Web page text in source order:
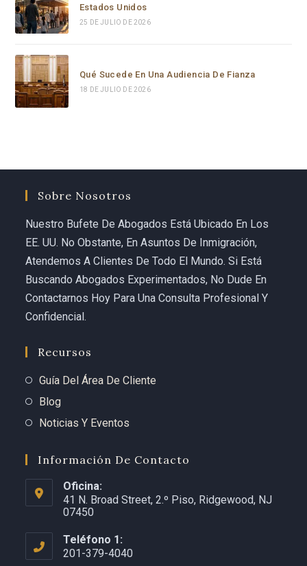
Estados Unidos
25 DE JULIO DE 2026
Qué Sucede En Una Audiencia De Fianza
18 DE JULIO DE 2026
Sobre Nosotros
Nuestro Bufete De Abogados Está Ubicado En Los
EE. UU. No Obstante, En Asuntos De Inmigración,
Atendemos A Clientes De Todo El Mundo. Si Está
Buscando Abogados Experimentados, No Dude En
Contactarnos Hoy Para Una Consulta Profesional Y
Confidencial.
Recursos
Guía Del Área De Cliente
Blog
Noticias Y Eventos
Información De Contacto
Oficina:
41 N. Broad Street, 2.º Piso, Ridgewood, NJ
07450
Teléfono 1:
201-379-4040